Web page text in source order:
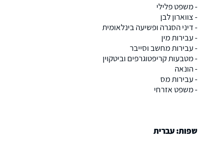
- משפט פלילי
- צווארון לבן
- דיני הסגרה ופשיעה בינלאומית
- עבירות מין
- עבירות מחשב וסייבר
- מטבעות קריפטוגרפים וביטקוין
- הונאה
- עבירות מס
- משפט אזרחי
שפות: עברית